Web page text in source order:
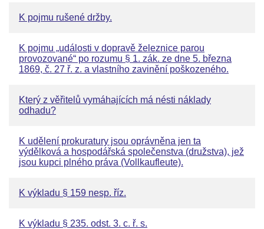
K pojmu rušené držby.
K pojmu „události v dopravě železnice parou
provozované“ po rozumu § 1. zák. ze dne 5. března
1869, č. 27 ř. z. a vlastního zavinění poškozeného.
Který z věřitelů vymáhajících má nésti náklady
odhadu?
K udělení prokuratury jsou oprávněna jen ta
výdělková a hospodářská společenstva (družstva), jež
jsou kupci plného práva (Vollkaufleute).
K výkladu § 159 nesp. říz.
K výkladu § 235. odst. 3. c. ř. s.